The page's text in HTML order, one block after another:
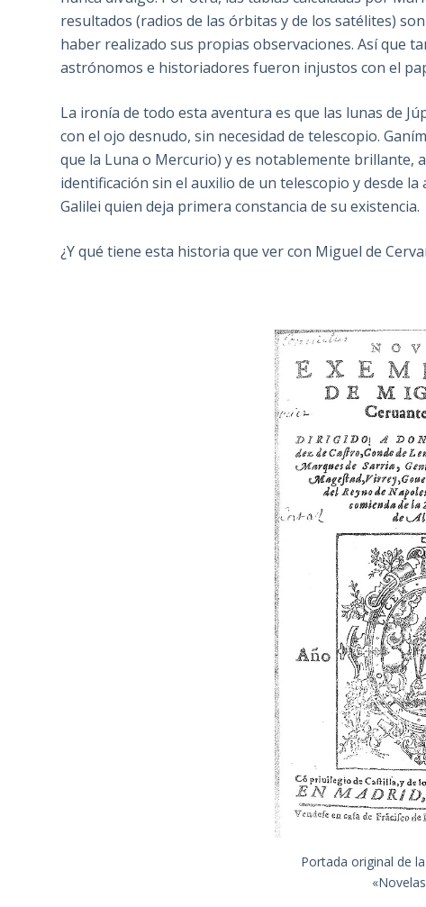
resultados (radios de las órbitas y de los satélites)
haber realizado sus propias observaciones. Así que
astrónomos e historiadores fueron injustos con el
La ironía de todo esta aventura es que las lunas de
con el ojo desnudo, sin necesidad de telescopio.
que la Luna o Mercurio) y es notablemente brillante,
identificación sin el auxilio de un telescopio y desde
Galilei quien deja primera constancia de su existencia.
¿Y qué tiene esta historia que ver con Miguel de
Portada original de